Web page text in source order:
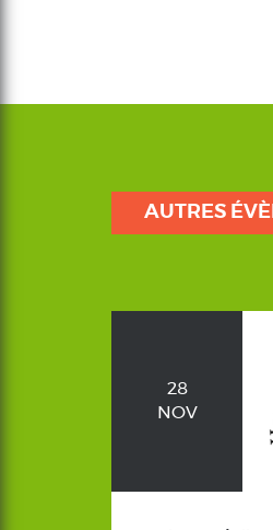
AUTRES
28
NOV